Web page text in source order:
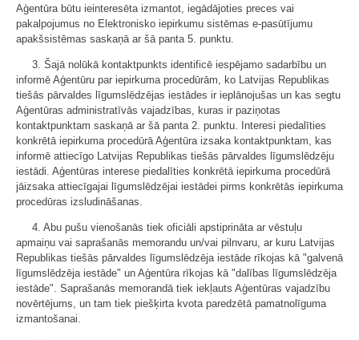
Aģentūra būtu ieinteresēta izmantot, iegādājoties preces vai
pakalpojumus no Elektronisko iepirkumu sistēmas e-pasūtījumu
apakšsistēmas saskaņā ar šā panta 5. punktu.
3. Šajā nolūkā kontaktpunkts identificē iespējamo sadarbību un
informē Aģentūru par iepirkuma procedūrām, ko Latvijas Republikas
tiešās pārvaldes līgumslēdzējas iestādes ir ieplānojušas un kas segtu
Aģentūras administratīvās vajadzības, kuras ir paziņotas
kontaktpunktam saskaņā ar šā panta 2. punktu. Interesi piedalīties
konkrētā iepirkuma procedūrā Aģentūra izsaka kontaktpunktam, kas
informē attiecīgo Latvijas Republikas tiešās pārvaldes līgumslēdzēju
iestādi. Aģentūras interese piedalīties konkrētā iepirkuma procedūrā
jāizsaka attiecīgajai līgumslēdzējai iestādei pirms konkrētās iepirkuma
procedūras izsludināšanas.
4. Abu pušu vienošanās tiek oficiāli apstiprināta ar vēstuļu
apmaiņu vai saprašanās memorandu un/vai pilnvaru, ar kuru Latvijas
Republikas tiešās pārvaldes līgumslēdzēja iestāde rīkojas kā "galvenā
līgumslēdzēja iestāde" un Aģentūra rīkojas kā "dalības līgumslēdzēja
iestāde". Saprašanās memorandā tiek iekļauts Aģentūras vajadzību
novērtējums, un tam tiek piešķirta kvota paredzētā pamatnolīguma
izmantošanai.